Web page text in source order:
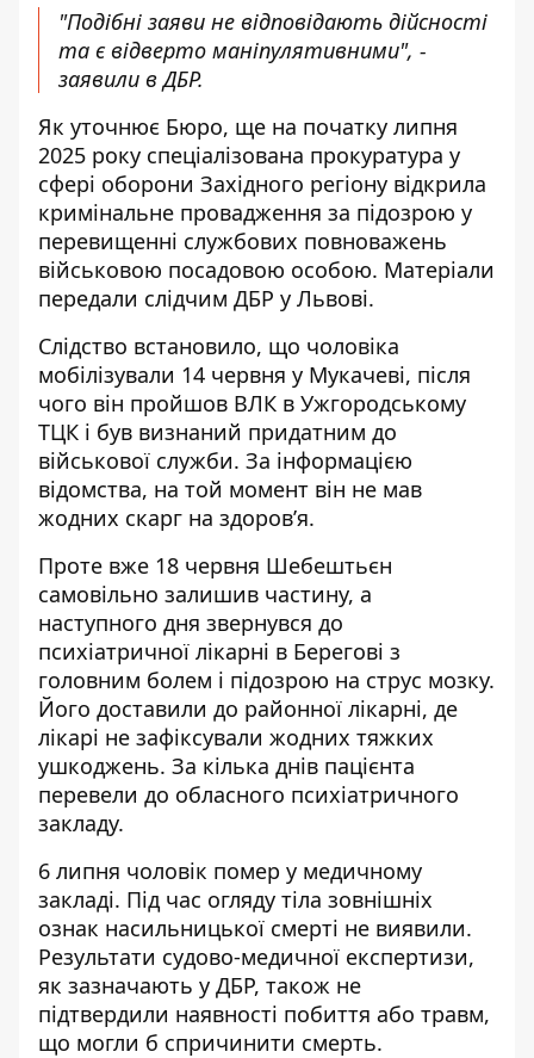
"Подібні заяви не відповідають дійсності
та є відверто маніпулятивними", -
заявили в ДБР.
Як уточнює Бюро, ще на початку липня
2025 року спеціалізована прокуратура у
сфері оборони Західного регіону відкрила
кримінальне провадження за підозрою у
перевищенні службових повноважень
військовою посадовою особою. Матеріали
передали слідчим ДБР у Львові.
Слідство встановило, що чоловіка
мобілізували 14 червня у Мукачеві, після
чого він пройшов ВЛК в Ужгородському
ТЦК і був визнаний придатним до
військової служби. За інформацією
відомства, на той момент він не мав
жодних скарг на здоров’я.
Проте вже 18 червня Шебештьєн
самовільно залишив частину, а
наступного дня звернувся до
психіатричної лікарні в Берегові з
головним болем і підозрою на струс мозку.
Його доставили до районної лікарні, де
лікарі не зафіксували жодних тяжких
ушкоджень. За кілька днів пацієнта
перевели до обласного психіатричного
закладу.
6 липня чоловік помер у медичному
закладі. Під час огляду тіла зовнішніх
ознак насильницької смерті не виявили.
Результати судово-медичної експертизи,
як зазначають у ДБР, також не
підтвердили наявності побиття або травм,
що могли б спричинити смерть.